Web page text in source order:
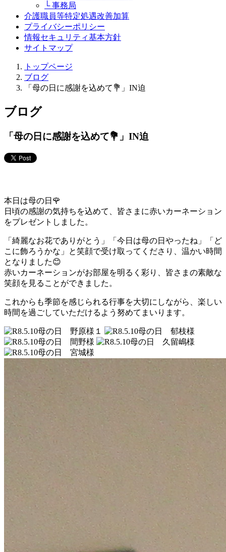
└ 事務局
介護職員等特定処遇改善加算
プライバシーポリシー
情報セキュリティ基本方針
サイトマップ
トップページ
ブログ
「母の日に感謝を込めて💐」IN迫
ブログ
「母の日に感謝を込めて💐」IN迫
本日は母の日🌹
日頃の感謝の気持ちを込めて、皆さまに赤いカーネーション
をプレゼントしました。
「綺麗なお花でありがとう」「今日は母の日やったね」「ど
こに飾ろうかな」と笑顔で受け取ってくださり、温かい時間
となりました😊
赤いカーネーションがお部屋を明るく彩り、皆さまの素敵な
笑顔を見ることができました。
これからも季節を感じられる行事を大切にしながら、楽しい
時間を過ごしていただけるよう努めてまいります。